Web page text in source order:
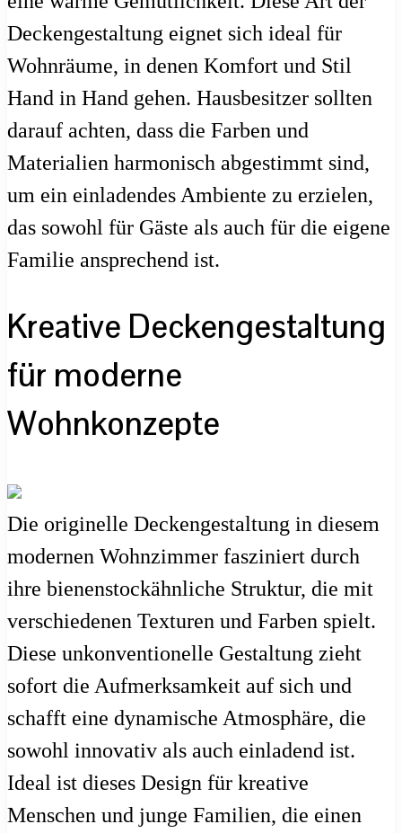
Deckengestaltung eignet sich ideal für
Wohnräume, in denen Komfort und Stil
Hand in Hand gehen. Hausbesitzer sollten
darauf achten, dass die Farben und
Materialien harmonisch abgestimmt sind,
um ein einladendes Ambiente zu erzielen,
das sowohl für Gäste als auch für die eigene
Familie ansprechend ist.
Kreative Deckengestaltung
für moderne
Wohnkonzepte
Die originelle Deckengestaltung in diesem
modernen Wohnzimmer fasziniert durch
ihre bienenstockähnliche Struktur, die mit
verschiedenen Texturen und Farben spielt.
Diese unkonventionelle Gestaltung zieht
sofort die Aufmerksamkeit auf sich und
schafft eine dynamische Atmosphäre, die
sowohl innovativ als auch einladend ist.
Ideal ist dieses Design für kreative
Menschen und junge Familien, die einen